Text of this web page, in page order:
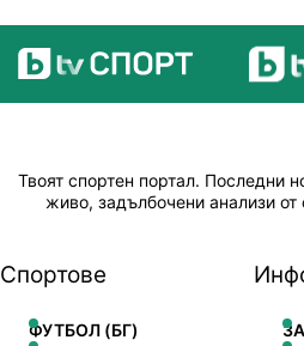
Твоят спортен портал. Последни
живо, задълбочени анализи от
Спортове
ФУТБОЛ (БГ)